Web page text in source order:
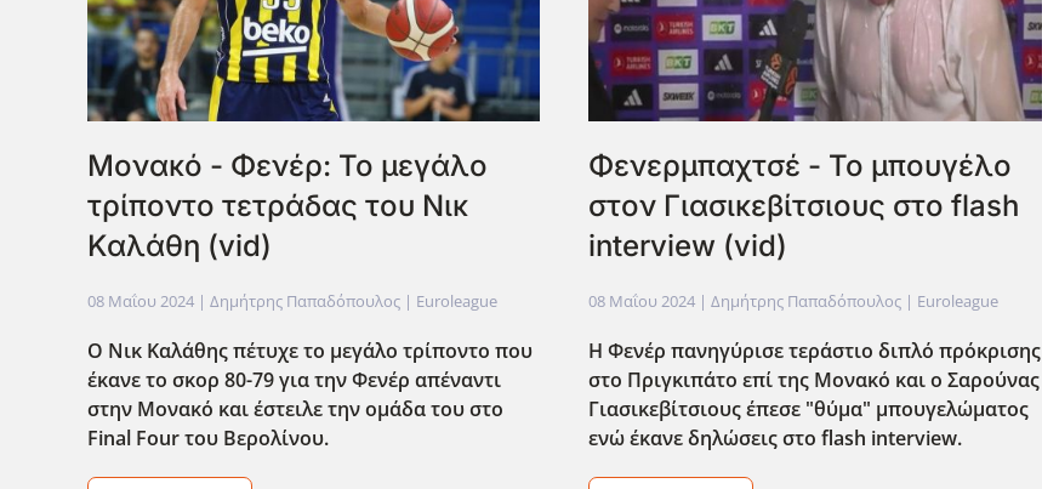
Μονακό - Φενέρ: Το μεγάλο
τρίποντο τετράδας του Νικ
Καλάθη (vid)
08 Μαΐου 2024 | Δημήτρης Παπαδόπουλος | Euroleague
Ο Νικ Καλάθης πέτυχε το μεγάλο τρίποντο που
έκανε το σκορ 80-79 για την Φενέρ απέναντι
στην Μονακό και έστειλε την ομάδα του στο
Final Four του Βερολίνου.
Φενερμπαχτσέ - Το μπουγέλο
στον Γιασικεβίτσιους στο flash
interview (vid)
08 Μαΐου 2024 | Δημήτρης Παπαδόπουλος | Euroleague
Η Φενέρ πανηγύρισε τεράστιο διπλό πρόκρισης
στο Πριγκιπάτο επί της Μονακό και ο Σαρούνας
Γιασικεβίτσιους έπεσε "θύμα" μπουγελώματος
ενώ έκανε δηλώσεις στο flash interview.